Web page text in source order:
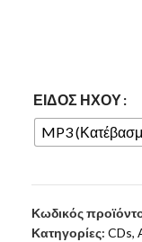
ΕΊΔΟΣ ΉΧΟΥ
MP3
Κωδικός
Κατηγορίες: CDs,